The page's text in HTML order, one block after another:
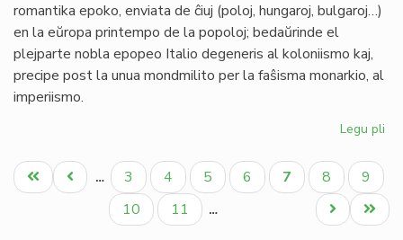
romantika epoko, enviata de ĉiuj (poloj, hungaroj, bulgaroj…)
en la eŭropa printempo de la popoloj; bedaŭrinde el
plejparte nobla epopeo Italio degeneris al koloniismo kaj,
precipe post la unua mondmilito per la faŝisma monarkio, al
imperiismo.
Legu pli
de
Pagination
Unua
paĝo
Antaŭa
paĝo
… Paĝo
3 Paĝo
4 Paĝo
5 Paĝo
6
Aktuala
paĝo
7 Paĝo
8 Paĝo
9
Paĝo
10 Paĝo
11 …
Last
page
Next
page